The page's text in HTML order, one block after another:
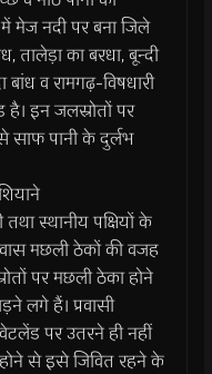
में मेज नदी पर बना जिले
तालेड़ा का बरधा, बून्दी
व रामगढ़-विषधारी
इन जलस्रोतों पर
पानी के दुर्लभ
स्थानीय पक्षियों के
मछली ठेकों की वजह
पर मछली ठेका होने
लगे हैं। प्रवासी
पर उतरने ही नहीं
होने से इसे जिवित रहने के